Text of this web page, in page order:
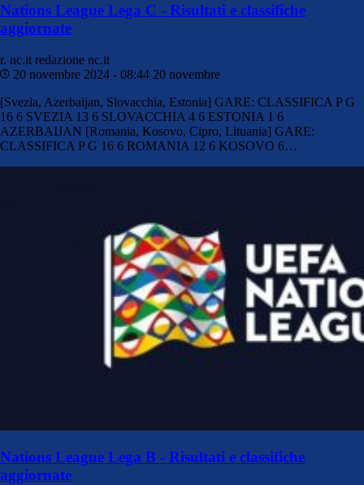
Nations League Lega C - Risultati e classifiche
aggiornate
r. nc.it redazione nc.it
20 novembre 2024 - 08:44 20 novembre
[Svezia, Azerbaijan, Slovacchia, Estonia] GARE: CLASSIFICA P G
16 6 SVEZIA 13 6 SLOVACCHIA 4 6 ESTONIA 1 6
AZERBAIJAN [Romania, Kosovo, Cipro, Lituania] GARE:
CLASSIFICA P G 16 6 ROMANIA 12 6 KOSOVO 6…
Nations League Lega B - Risultati e classifiche
aggiornate